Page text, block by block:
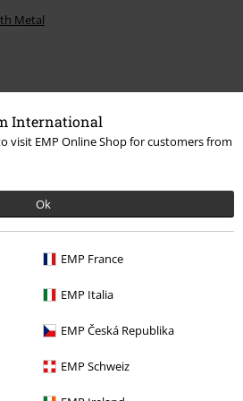
International
visit EMP Online Shop for customers from
Ok
EMP France
EMP Italia
EMP Česká Republika
EMP Schweiz
Metal
15%
la newsletter de EMP y acepto que
mbH procese mis datos
de manera personalizada y regular
de mis datos personales se llevará a cabo
momento haciendo clic en el enlace de